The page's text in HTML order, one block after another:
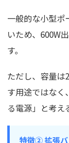
一般的な小型ポ
いため、600W
す。
ただし、容量は
す用途ではなく
る電源」と考え
特徴② 拡張バ